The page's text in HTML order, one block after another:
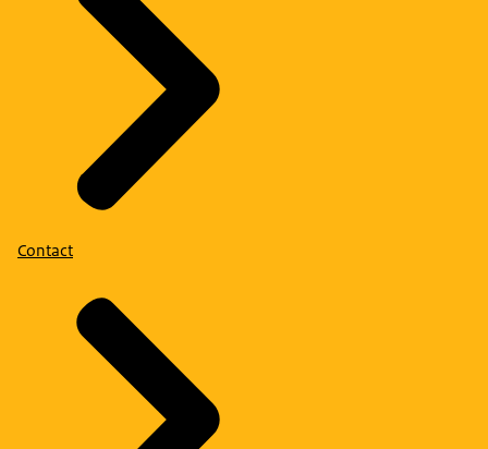
Contact